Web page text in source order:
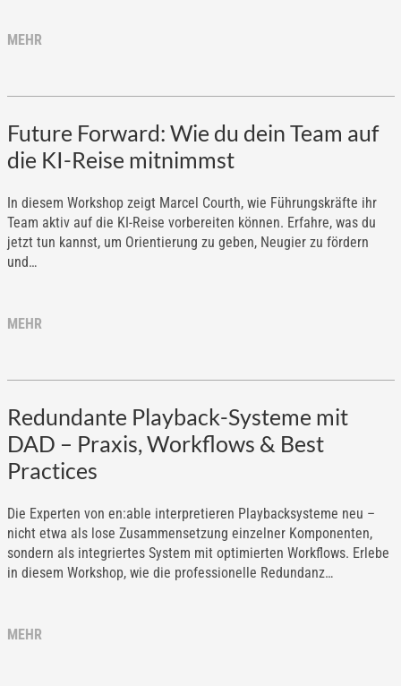
MEHR
Future Forward: Wie du dein Team auf
die KI-Reise mitnimmst
In diesem Workshop zeigt Marcel Courth, wie Führungskräfte ihr
Team aktiv auf die KI-Reise vorbereiten können. Erfahre, was du
jetzt tun kannst, um Orientierung zu geben, Neugier zu fördern
und…
MEHR
Redundante Playback-Systeme mit
DAD – Praxis, Workflows & Best
Practices
Die Experten von en:able interpretieren Playbacksysteme neu –
nicht etwa als lose Zusammensetzung einzelner Komponenten,
sondern als integriertes System mit optimierten Workflows. Erlebe
in diesem Workshop, wie die professionelle Redundanz…
MEHR